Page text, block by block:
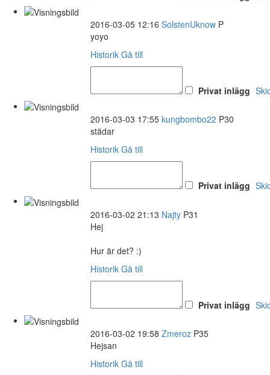
2016-03-05 12:16 SolstenUknow P
yoyo
Historik Gå till
Privat inlägg
2016-03-03 17:55 kungbombo22 P30
städar
Historik Gå till
Privat inlägg
2016-03-02 21:13 Najty P31
Hej
Hur är det? :)
Historik Gå till
Privat inlägg
2016-03-02 19:58 Zmeroz P35
Hejsan
Historik Gå till